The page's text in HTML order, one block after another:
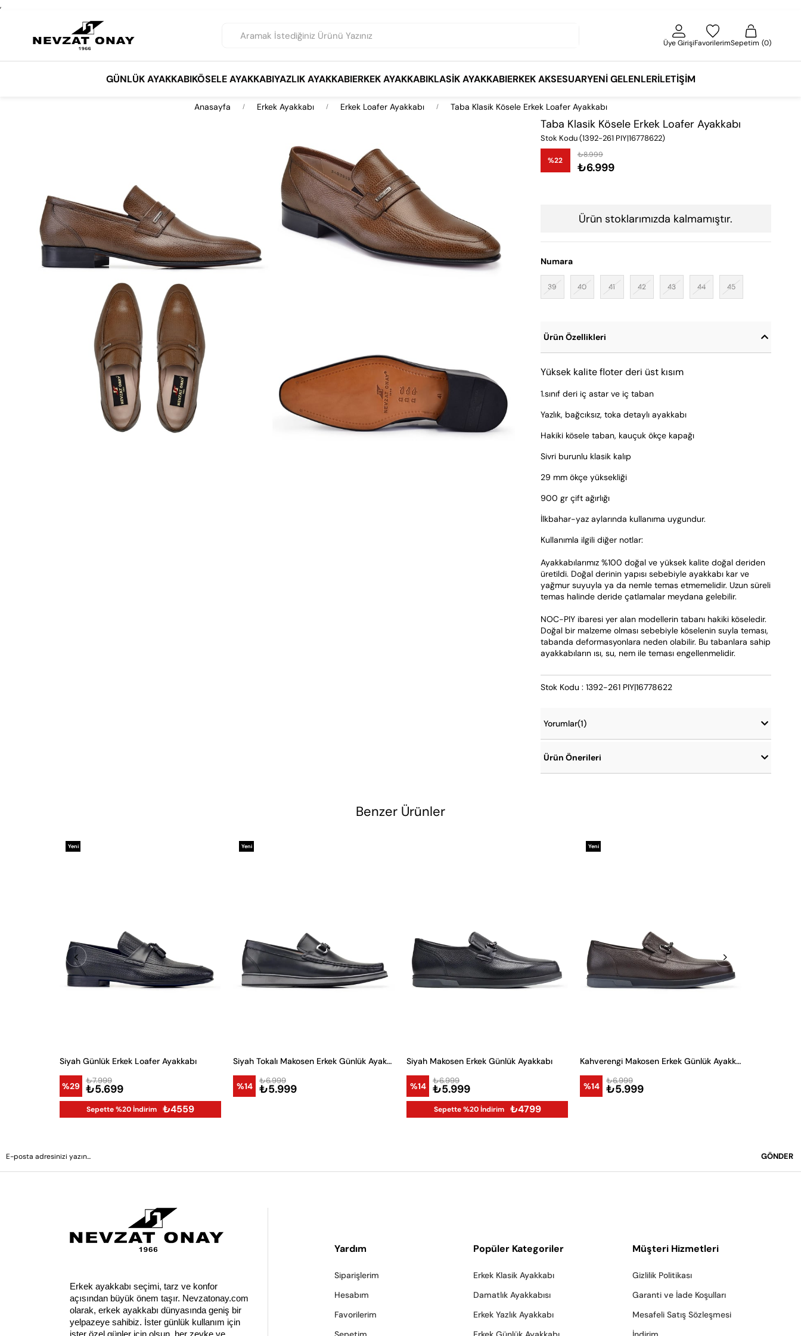
,
Üye GirişiFavorilerimSepetim 0
GÜNLÜK AYAKKABIKÖSELE AYAKKABIYAZLIK AYAKKABIERKEK AYAKKABIKLASIK AYAKKABIERKEK AKSESUARYENI GELENLERİLETIŞIM
Anasayfa Erkek Ayakkabı Erkek Loafer Ayakkabı Taba Klasik Kösele Erkek Loafer Ayakkabı
Taba Klasik Kösele Erkek Loafer Ayakkabı
Stok Kodu(1392-261 PIY|16778622)
%22
İndirim
₺8.999
₺6.999
Ürün stoklarımızda kalmamıştır.
Numara
39 40 41 42 43 44 45
Ürün Özellikleri
Yüksek kalite floter deri üst kısım
1.sınıf deri iç astar ve iç taban
Yazlık, bağcıksız, toka detaylı ayakkabı
Hakiki kösele taban, kauçuk ökçe kapağı
Sivri burunlu klasik kalıp
29 mm ökçe yüksekliği
900 gr çift ağırlığı
İlkbahar-yaz aylarında kullanıma uygundur.
Kullanımla ilgili diğer notlar:
Ayakkabılarımız %100 doğal ve yüksek kalite doğal deriden
üretildi. Doğal derinin yapısı sebebiyle ayakkabı kar ve
yağmur suyuyla ya da nemle temas etmemelidir. Uzun süreli
temas halinde deride çatlamalar meydana gelebilir.
NOC-PIY ibaresi yer alan modellerin tabanı hakiki köseledir.
Doğal bir malzeme olması sebebiyle köselenin suyla teması,
tabanda deformasyonlara neden olabilir. Bu tabanlara sahip
ayakkabıların ısı, su, nem ile teması engellenmelidir.
Stok Kodu : 1392-261 PIY|16778622
Yorumlar(1)
Ürün Önerileri
Benzer Ürünler
Siyah Günlük Erkek Loafer Ayakkabı
%29 ₺5.699
₺7.999
Yeni
Sepette %20 İndirim ₺4559
Siyah Tokalı Makosen Erkek Günlük Ayakkabı
%14 ₺5.999
₺6.999
Yeni
Siyah Makosen Erkek Günlük Ayakkabı
%14 ₺5.999
₺6.999
Sepette %20 İndirim ₺4799
Kahverengi Makosen Erkek Günlük Ayakkabı
%14 ₺5.999
₺6.999
Yeni
GÖNDER
Erkek ayakkabı seçimi, tarz ve konfor
açısından büyük önem taşır. Nevzatonay.com
olarak, erkek ayakkabı dünyasında geniş bir
yelpazeye sahibiz. İster günlük kullanım için
ister özel günler için olsun, her zevke ve
Yardım
Siparişlerim
Hesabım
Favorilerim
Popüler Kategoriler
Erkek Klasik Ayakkabı
Damatlık Ayakkabısı
Erkek Yazlık Ayakkabı
Müşteri Hizmetleri
Gizlilik Politikası
Garanti ve İade Koşulları
Mesafeli Satış Sözleşmesi